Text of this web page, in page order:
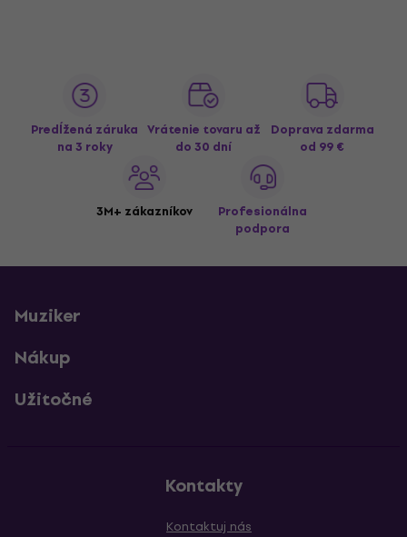
Predĺžená záruka
na 3 roky
Vrátenie tovaru až
do 30 dní
Doprava zdarma
od 99 €
3M+ zákazníkov
Profesionálna
podpora
Muziker
Nákup
Užitočné
Kontakty
Kontaktuj nás